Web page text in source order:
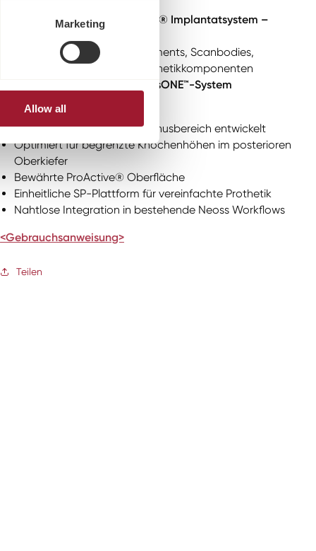
Marketing
Allow all
Passend fürNeoss ProActive® Implantatsystem –
Kompatibel mit Neoss Abutments, Scanbodies,
Analogen und weiteren Prothetikkomponenten
NeossONE™-System
Besondere Vorteile:
Speziell für den Einsatz im Sinusbereich entwickelt
Optimiert für begrenzte Knochenhöhen im posterioren
Oberkiefer
Bewährte ProActive® Oberfläche
Einheitliche SP-Plattform für vereinfachte Prothetik
Nahtlose Integration in bestehende Neoss Workflows
<Gebrauchsanweisung>
Teilen